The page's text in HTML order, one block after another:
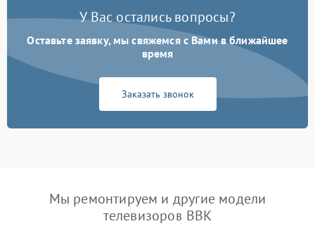
У Вас остались вопросы?
Оставьте заявку, мы свяжемся с Вами в ближайшее
время
Заказать звонок
Мы ремонтируем и другие модели
телевизоров BBK